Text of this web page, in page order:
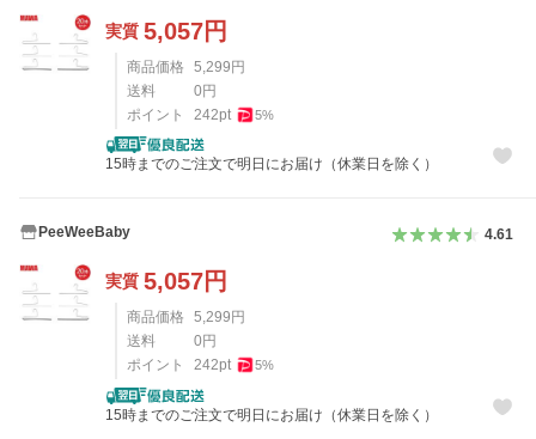
実質 5,057円
商品価格 5,299円
送料
0円
ポイント
242pt 5%
15時までのご注文で明日にお届け（休業日を除く）
PeeWeeBaby 4.61
実質 5,057円
商品価格 5,299 円
送料
0 円
ポイント
242pt 5%
15時までのご注文で明日にお届け（休業日を除く）